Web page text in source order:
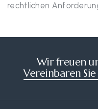
rechtlichen
Wir freuen
Vereinbaren